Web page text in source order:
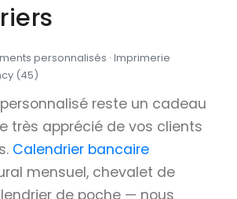
personnalisés · Imprimerie
(45)
reste un cadeau
très apprécié de vos clients
Calendrier bancaire
mensuel, chevalet de
de poche — nous